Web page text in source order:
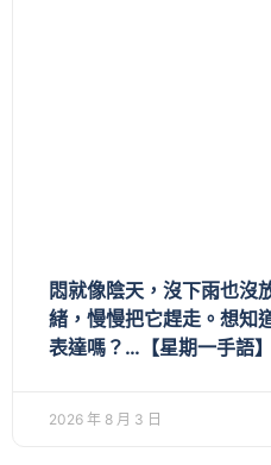
悶就像陰天，沒下雨也沒
緒，慢慢把它趕走。想知
表達嗎？…【星期一手語】
2026 年 8 月 3 日